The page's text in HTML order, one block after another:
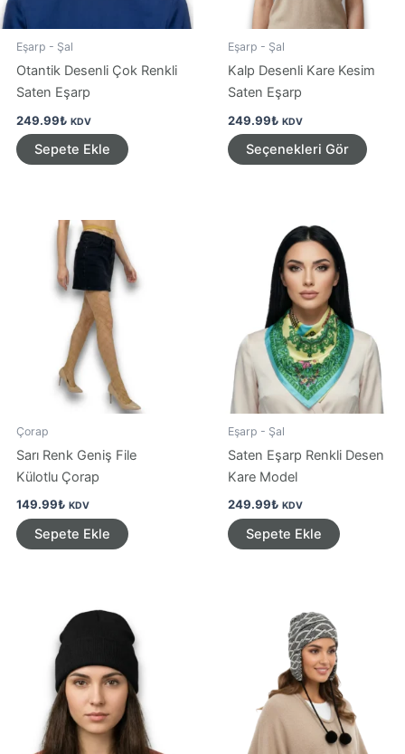
Eşarp - Şal
Otantik Desenli Çok Renkli
Saten Eşarp
249.99₺ KDV
Sepete Ekle
Eşarp - Şal
Kalp Desenli Kare Kesim
Saten Eşarp
249.99₺ KDV
Seçenekleri Gör
Bu
Çorap
Sarı Renk Geniş File
Külotlu Çorap
149.99₺ KDV
Sepete Ekle
Eşarp - Şal
Saten Eşarp Renkli Desen
Kare Model
249.99₺ KDV
Sepete Ekle